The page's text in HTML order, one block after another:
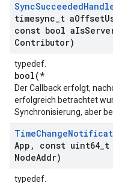
SyncSucceeded
timesync t aOffset
const bool aIs
Contributor)
typedef.
bool(*
Der Callback erfolgt,
erfolgreich betrachtet
Synchronisierung, aber
TimeChange
App , const uint64 t
NodeAddr)
typedef.